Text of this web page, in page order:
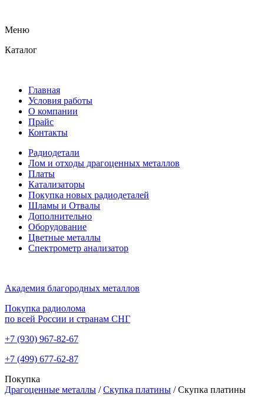
Меню
Каталог
Главная
Условия работы
О компании
Прайс
Контакты
Радиодетали
Лом и отходы драгоценных металлов
Платы
Катализаторы
Покупка новых радиодеталей
Шламы и Отвалы
Дополнительно
Оборудование
Цветные металлы
Спектрометр анализатор
Академия благородных металлов
Покупка радиолома
по всей России и странам СНГ
+7 (930) 967-82-67
+7 (499) 677-62-87
Покупка
Драгоценные металлы / Скупка платины / Скупка платины